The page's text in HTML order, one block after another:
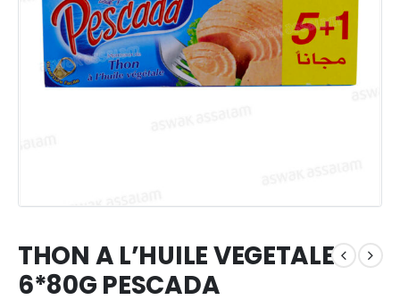
THON A L’HUILE VEGETALE
6*80G PESCADA